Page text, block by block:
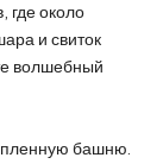
где около
и свиток
волшебный
башню.